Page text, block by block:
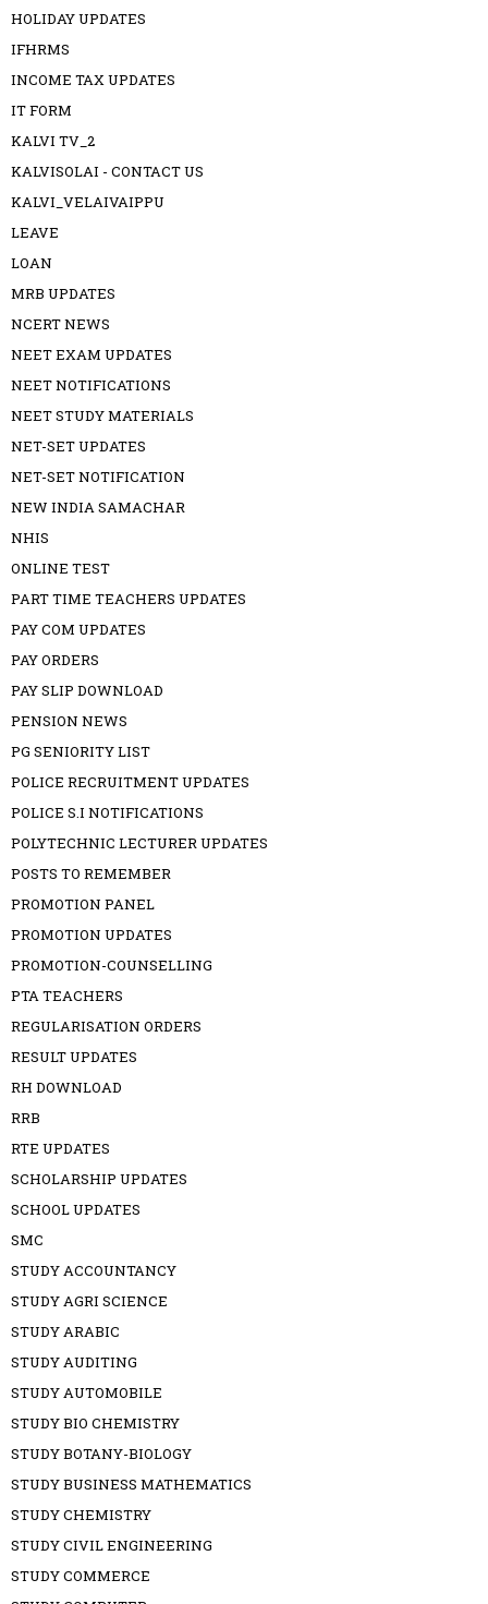
HOLIDAY UPDATES
IFHRMS
INCOME TAX UPDATES
IT FORM
KALVI TV_2
KALVISOLAI - CONTACT US
KALVI_VELAIVAIPPU
LEAVE
LOAN
MRB UPDATES
NCERT NEWS
NEET EXAM UPDATES
NEET NOTIFICATIONS
NEET STUDY MATERIALS
NET-SET UPDATES
NET-SET NOTIFICATION
NEW INDIA SAMACHAR
NHIS
ONLINE TEST
PART TIME TEACHERS UPDATES
PAY COM UPDATES
PAY ORDERS
PAY SLIP DOWNLOAD
PENSION NEWS
PG SENIORITY LIST
POLICE RECRUITMENT UPDATES
POLICE S.I NOTIFICATIONS
POLYTECHNIC LECTURER UPDATES
POSTS TO REMEMBER
PROMOTION PANEL
PROMOTION UPDATES
PROMOTION-COUNSELLING
PTA TEACHERS
REGULARISATION ORDERS
RESULT UPDATES
RH DOWNLOAD
RRB
RTE UPDATES
SCHOLARSHIP UPDATES
SCHOOL UPDATES
SMC
STUDY ACCOUNTANCY
STUDY AGRI SCIENCE
STUDY ARABIC
STUDY AUDITING
STUDY AUTOMOBILE
STUDY BIO CHEMISTRY
STUDY BOTANY-BIOLOGY
STUDY BUSINESS MATHEMATICS
STUDY CHEMISTRY
STUDY CIVIL ENGINEERING
STUDY COMMERCE